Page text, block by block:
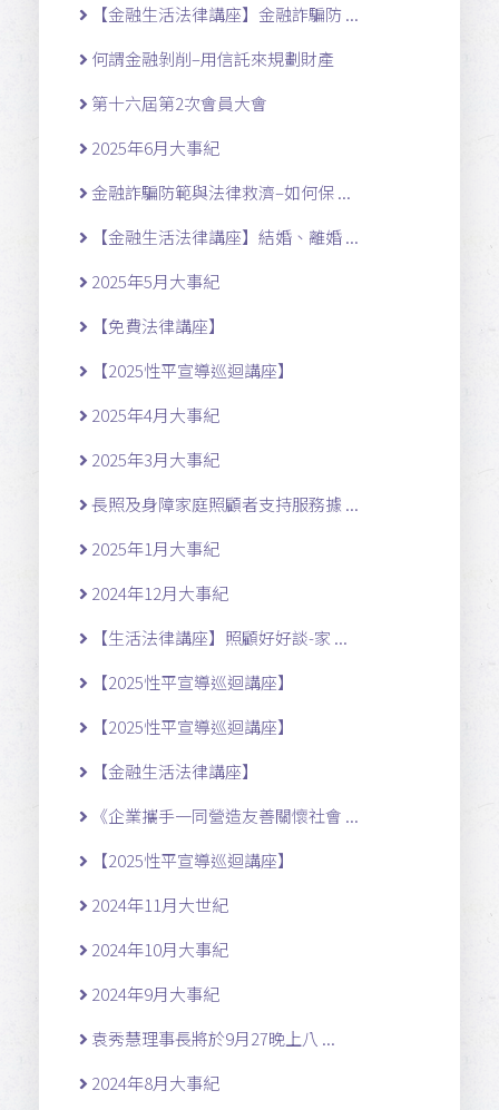
【金融生活法律講座】金融詐騙防 ...
何謂金融剝削–用信託來規劃財產
第十六屆第2次會員大會
2025年6月大事紀
金融詐騙防範與法律救濟–如何保 ...
【金融生活法律講座】結婚、離婚 ...
2025年5月大事紀
【免費法律講座】
【2025性平宣導巡迴講座】
2025年4月大事紀
2025年3月大事紀
長照及身障家庭照顧者支持服務據 ...
2025年1月大事紀
2024年12月大事紀
【生活法律講座】照顧好好談-家 ...
【2025性平宣導巡迴講座】
【2025性平宣導巡迴講座】
【金融生活法律講座】
《企業攜手一同營造友善關懷社會 ...
【2025性平宣導巡迴講座】
2024年11月大世紀
2024年10月大事紀
2024年9月大事紀
袁秀慧理事長將於9月27晚上八 ...
2024年8月大事紀